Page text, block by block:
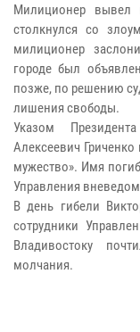
Милиционер
столкнулся со
милиционер
городе был
позже, по решению
лишения свободы.
Указом
Алексеевич
мужество». Имя
Управления
В день гибели
сотрудники
Владивостоку
молчания.